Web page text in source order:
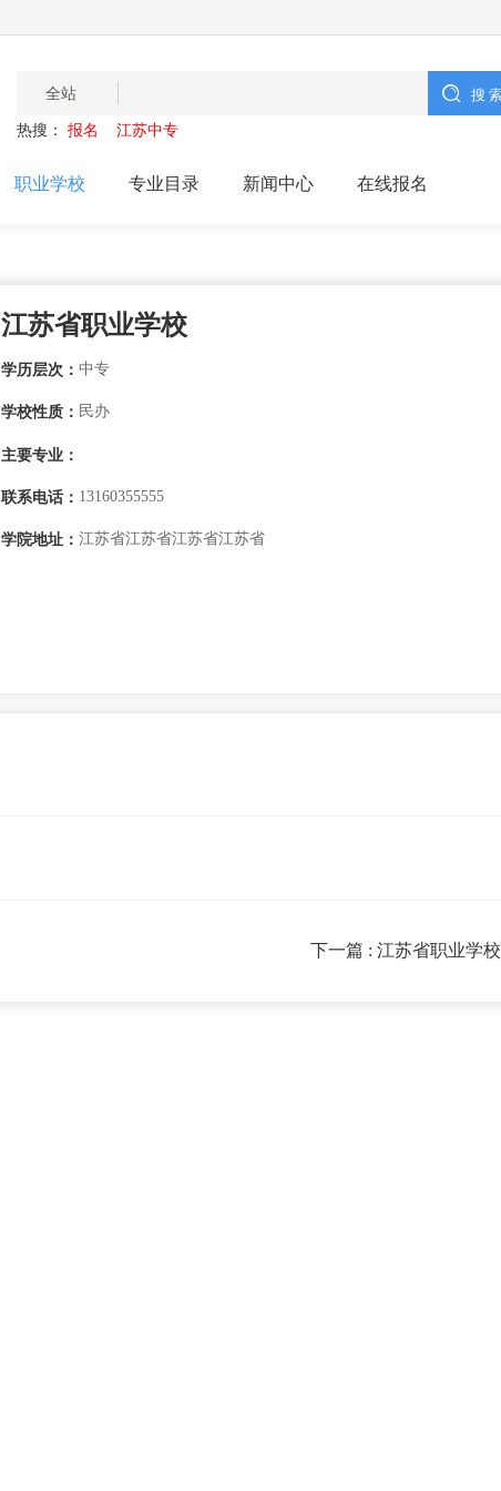
全站
热搜： 报名 江苏中专
职业学校 专业目录 新闻中心 在线报名
江苏省职业学校
学历层次： 中专
学校性质： 民办
主要专业：
联系电话： 13160355555
学院地址： 江苏省江苏省江苏省江苏省
下一篇 : 江苏省职业学校